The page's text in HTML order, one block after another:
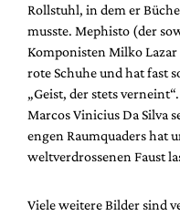
Rollstuhl, in dem er
musste. Mephisto (der
Komponisten Milko Lazar
rote Schuhe und hat fast
„Geist, der stets
Marcos Vinicius Da Silva
engen Raumquaders hat
weltverdrossenen Faust
Viele weitere Bilder sind